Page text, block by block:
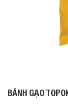
BÁNH GẠO